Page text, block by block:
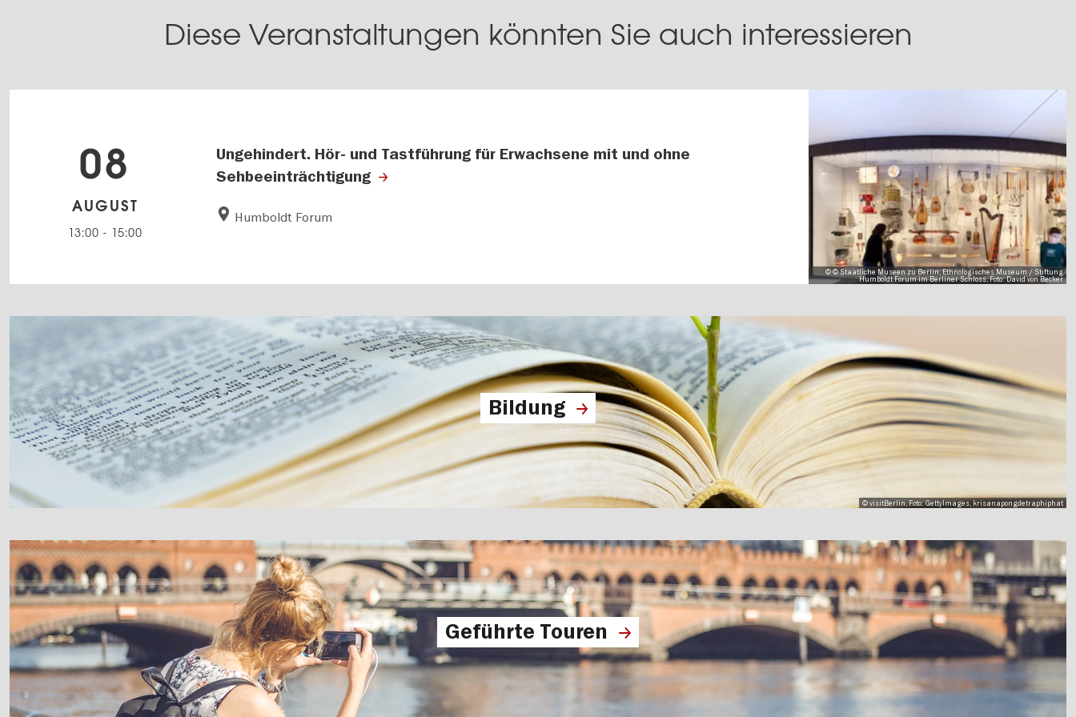
Diese Veranstaltungen könnten Sie auch interessieren
Ungehindert. Hör- und Tastführung für Erwachsene mit und ohne
Sehbeeinträchtigung
Humboldt Forum
08
AUGUST
13:00 - 15:00
© © Staatliche Museen zu Berlin, Ethnologisches Museum / Stiftung
Humboldt Forum im Berliner Schloss, Foto: David von Becker
Bildung
© visitBerlin, Foto: GettyImages, krisanapongdetraphiphat
Geführte Touren